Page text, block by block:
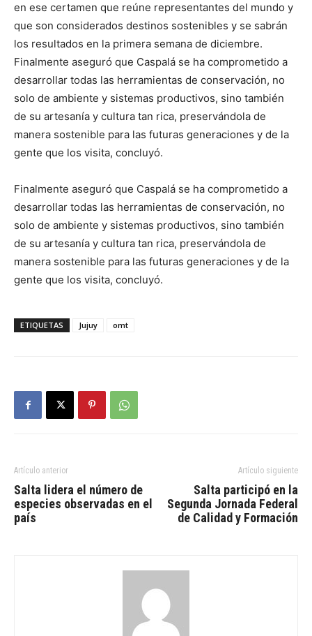
en ese certamen que reúne representantes del mundo y
que son considerados destinos sostenibles y se sabrán
los resultados en la primera semana de diciembre.
Finalmente aseguró que Caspalá se ha comprometido a
desarrollar todas las herramientas de conservación, no
solo de ambiente y sistemas productivos, sino también
de su artesanía y cultura tan rica, preservándola de
manera sostenible para las futuras generaciones y de la
gente que los visita, concluyó.
Finalmente aseguró que Caspalá se ha comprometido a
desarrollar todas las herramientas de conservación, no
solo de ambiente y sistemas productivos, sino también
de su artesanía y cultura tan rica, preservándola de
manera sostenible para las futuras generaciones y de la
gente que los visita, concluyó.
ETIQUETAS Jujuy omt
Artículo anterior
Salta lidera el número de
especies observadas en el
país
Artículo siguiente
Salta participó en la
Segunda Jornada Federal
de Calidad y Formación